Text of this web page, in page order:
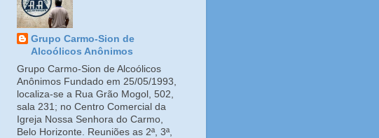
Grupo Carmo-Sion de
Alcoólicos Anônimos
Grupo Carmo-Sion de Alcoólicos
Anônimos Fundado em 25/05/1993,
localiza-se a Rua Grão Mogol, 502,
sala 231; no Centro Comercial da
Igreja Nossa Senhora do Carmo,
Belo Horizonte. Reuniões as 2ª, 3ª,